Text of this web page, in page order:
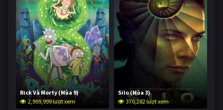
Rick Và Morty (Mùa 9)
2,999,999 lượt xem
Silo (Mùa 3)
370,282 lượt xem